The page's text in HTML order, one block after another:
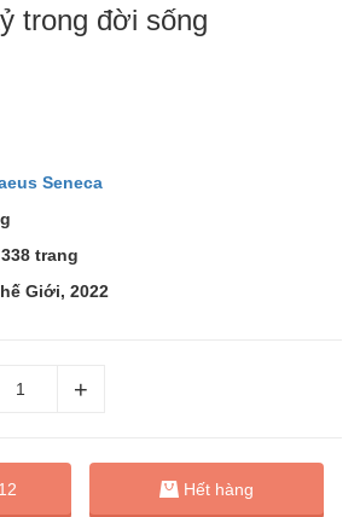
trong đời sống
Seneca
trang
Giới, 2022
Hết hàng